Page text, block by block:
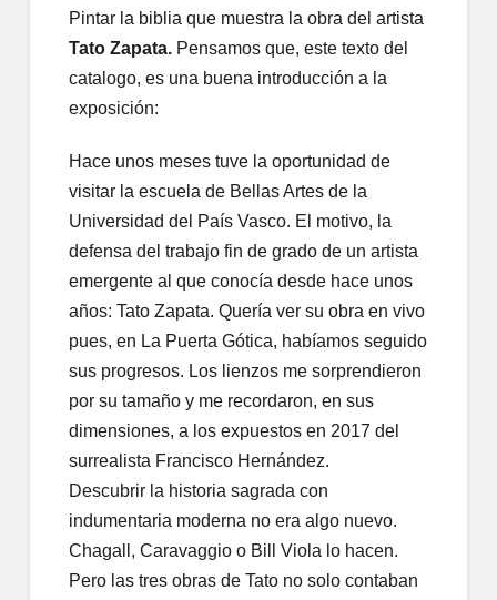
Pintar la biblia que muestra la obra del artista
Tato Zapata. Pensamos que, este texto del
catalogo, es una buena introducción a la
exposición:
Hace unos meses tuve la oportunidad de
visitar la escuela de Bellas Artes de la
Universidad del País Vasco. El motivo, la
defensa del trabajo fin de grado de un artista
emergente al que conocía desde hace unos
años: Tato Zapata. Quería ver su obra en vivo
pues, en La Puerta Gótica, habíamos seguido
sus progresos. Los lienzos me sorprendieron
por su tamaño y me recordaron, en sus
dimensiones, a los expuestos en 2017 del
surrealista Francisco Hernández.
Descubrir la historia sagrada con
indumentaria moderna no era algo nuevo.
Chagall, Caravaggio o Bill Viola lo hacen.
Pero las tres obras de Tato no solo contaban